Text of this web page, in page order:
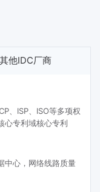
其他IDC厂商
、ISP、ISO等多项权
心专利域核心专利
中心，网络线路质量